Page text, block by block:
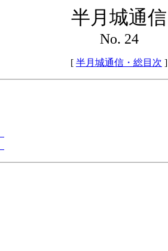
半月城通信
No. 24
[ 半月城通信・総目次 ]